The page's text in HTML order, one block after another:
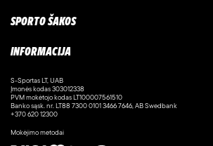
SPORTO ŠAKOS
INFORMACIJA
S-Sportas LT, UAB
Įmonės kodas 303012338
PVM mokėtojo kodas LT100007561510
Banko sąsk. nr. LT88 7300 0101 3466 7646, AB Swedbank
+370 620 12300
Mokėjimo metodai